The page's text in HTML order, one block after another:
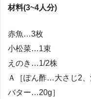
材料(3~4人分)
赤魚…3枚
小松菜…1束
えのき…1/2株
Ａ［ぽん酢…大さじ2
バター…20g］